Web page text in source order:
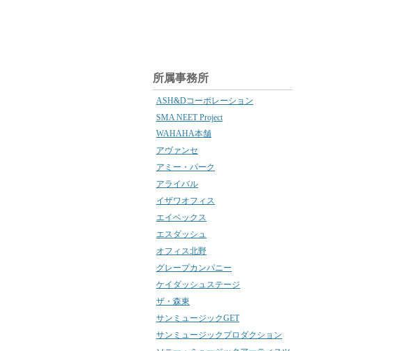
所属事務所
ASH&Dコーポレーション
SMA NEET Project
WAHAHA本舗
アヴァンセ
アミー・パーク
アライバル
イザワオフィス
エイベックス
エスダッシュ
オフィス北野
グレープカンパニー
ケイダッシュステージ
ザ・森東
サンミュージックGET
サンミュージックプロダクション